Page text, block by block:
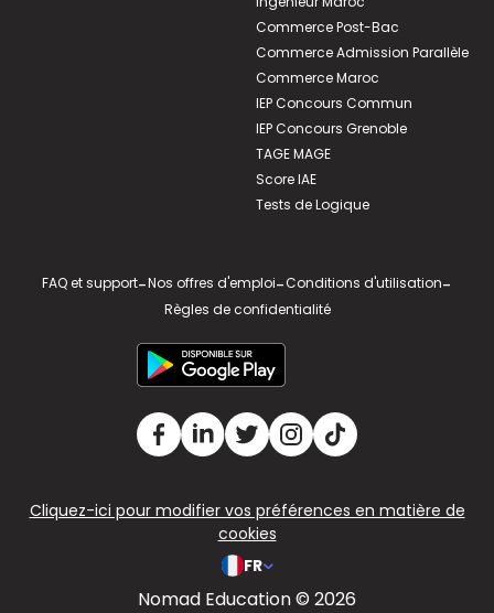
Commerce Post-Bac
Commerce Admission Parallèle
Commerce Maroc
IEP Concours Commun
IEP Concours Grenoble
TAGE MAGE
Score IAE
Tests de Logique
FAQ et support-Nos offres d'emploi-Conditions d'utilisation-
Règles de confidentialité
Cliquez-ici pour modifier vos préférences en matière de
cookies
FR
Nomad Education © 2026